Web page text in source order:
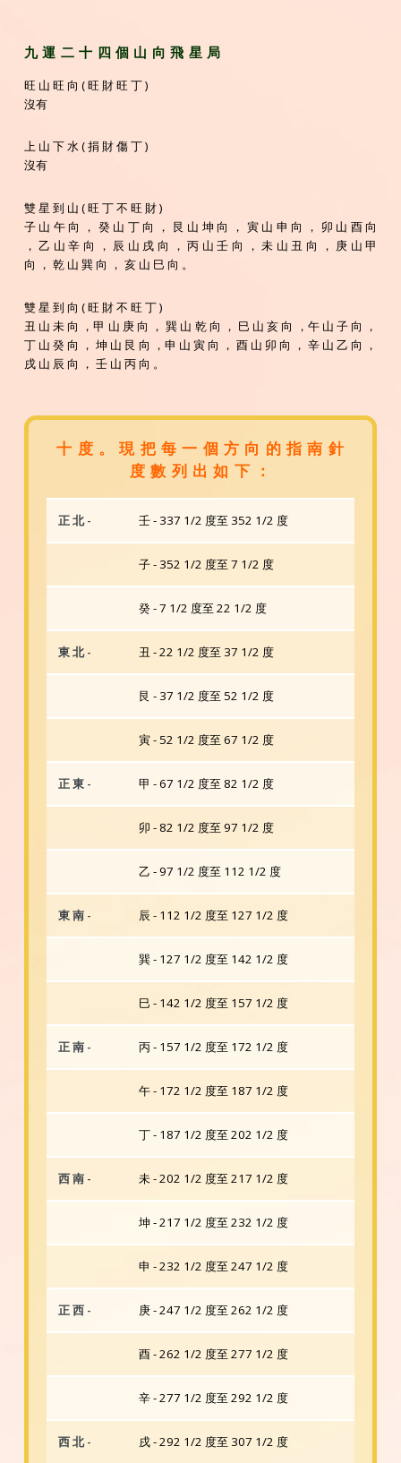
九 運 二 十 四 個 山 向 飛 星 局
旺 山 旺 向 ( 旺 財 旺 丁 )
沒有
上 山 下 水 ( 捐 財 傷 丁 )
沒有
雙 星 到 山 ( 旺 丁 不 旺 財 )
子 山 午 向 ， 癸 山 丁 向 ， 艮 山 坤 向 ， 寅 山 申 向 ， 卯 山 酉 向
， 乙 山 辛 向 ， 辰 山 戌 向 ， 丙 山 壬 向 ， 未 山 丑 向 ， 庚 山 甲
向 ， 乾 山 巽 向 ， 亥 山 巳 向 。
雙 星 到 向 ( 旺 財 不 旺 丁 )
丑 山 未 向 ，甲 山 庚 向 ， 巽 山 乾 向 ， 巳 山 亥 向 ，午 山 子 向 ，
丁 山 癸 向 ， 坤 山 艮 向 ，申 山 寅 向 ， 酉 山 卯 向 ， 辛 山 乙 向 ，
戌 山 辰 向 ， 壬 山 丙 向 。
十 度 。 現 把 每 一 個 方 向 的 指 南 針
度 數 列 出 如 下 ：
正 北 - 壬 - 337 1/2 度至 352 1/2 度
子 - 352 1/2 度至 7 1/2 度
癸 - 7 1/2 度至 22 1/2 度
東 北 - 丑 - 22 1/2 度至 37 1/2 度
艮 - 37 1/2 度至 52 1/2 度
寅 - 52 1/2 度至 67 1/2 度
正 東 - 甲 - 67 1/2 度至 82 1/2 度
卯 - 82 1/2 度至 97 1/2 度
乙 - 97 1/2 度至 112 1/2 度
東 南 - 辰 - 112 1/2 度至 127 1/2 度
巽 - 127 1/2 度至 142 1/2 度
巳 - 142 1/2 度至 157 1/2 度
正 南 - 丙 - 157 1/2 度至 172 1/2 度
午 - 172 1/2 度至 187 1/2 度
丁 - 187 1/2 度至 202 1/2 度
西 南 - 未 - 202 1/2 度至 217 1/2 度
坤 - 217 1/2 度至 232 1/2 度
申 - 232 1/2 度至 247 1/2 度
正 西 - 庚 - 247 1/2 度至 262 1/2 度
酉 - 262 1/2 度至 277 1/2 度
辛 - 277 1/2 度至 292 1/2 度
西 北 - 戌 - 292 1/2 度至 307 1/2 度